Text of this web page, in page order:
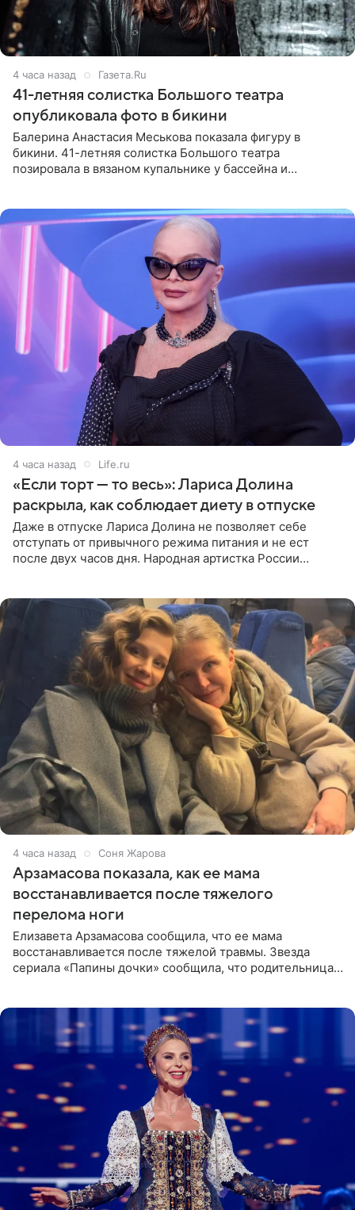
4 часа назад Газета.Ru
41-летняя солистка Большого театра
опубликовала фото в бикини
Балерина Анастасия Меськова показала фигуру в
бикини. 41-летняя солистка Большого театра
позировала в вязаном купальнике у бассейна и
4 часа назад Life.ru
«Если торт — то весь»: Лариса Долина
раскрыла, как соблюдает диету в отпуске
Даже в отпуске Лариса Долина не позволяет себе
отступать от привычного режима питания и не ест
после двух часов дня. Народная артистка России
4 часа назад Соня Жарова
Арзамасова показала, как ее мама
восстанавливается после тяжелого
перелома ноги
Елизавета Арзамасова сообщила, что ее мама
восстанавливается после тяжелой травмы. Звезда
сериала «Папины дочки» сообщила, что родительница